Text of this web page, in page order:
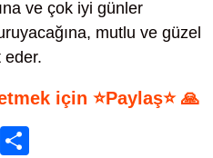
ve çok iyi günler
mutlu ve güzel
eder.
için ⭐Paylaş⭐ 🙏
W